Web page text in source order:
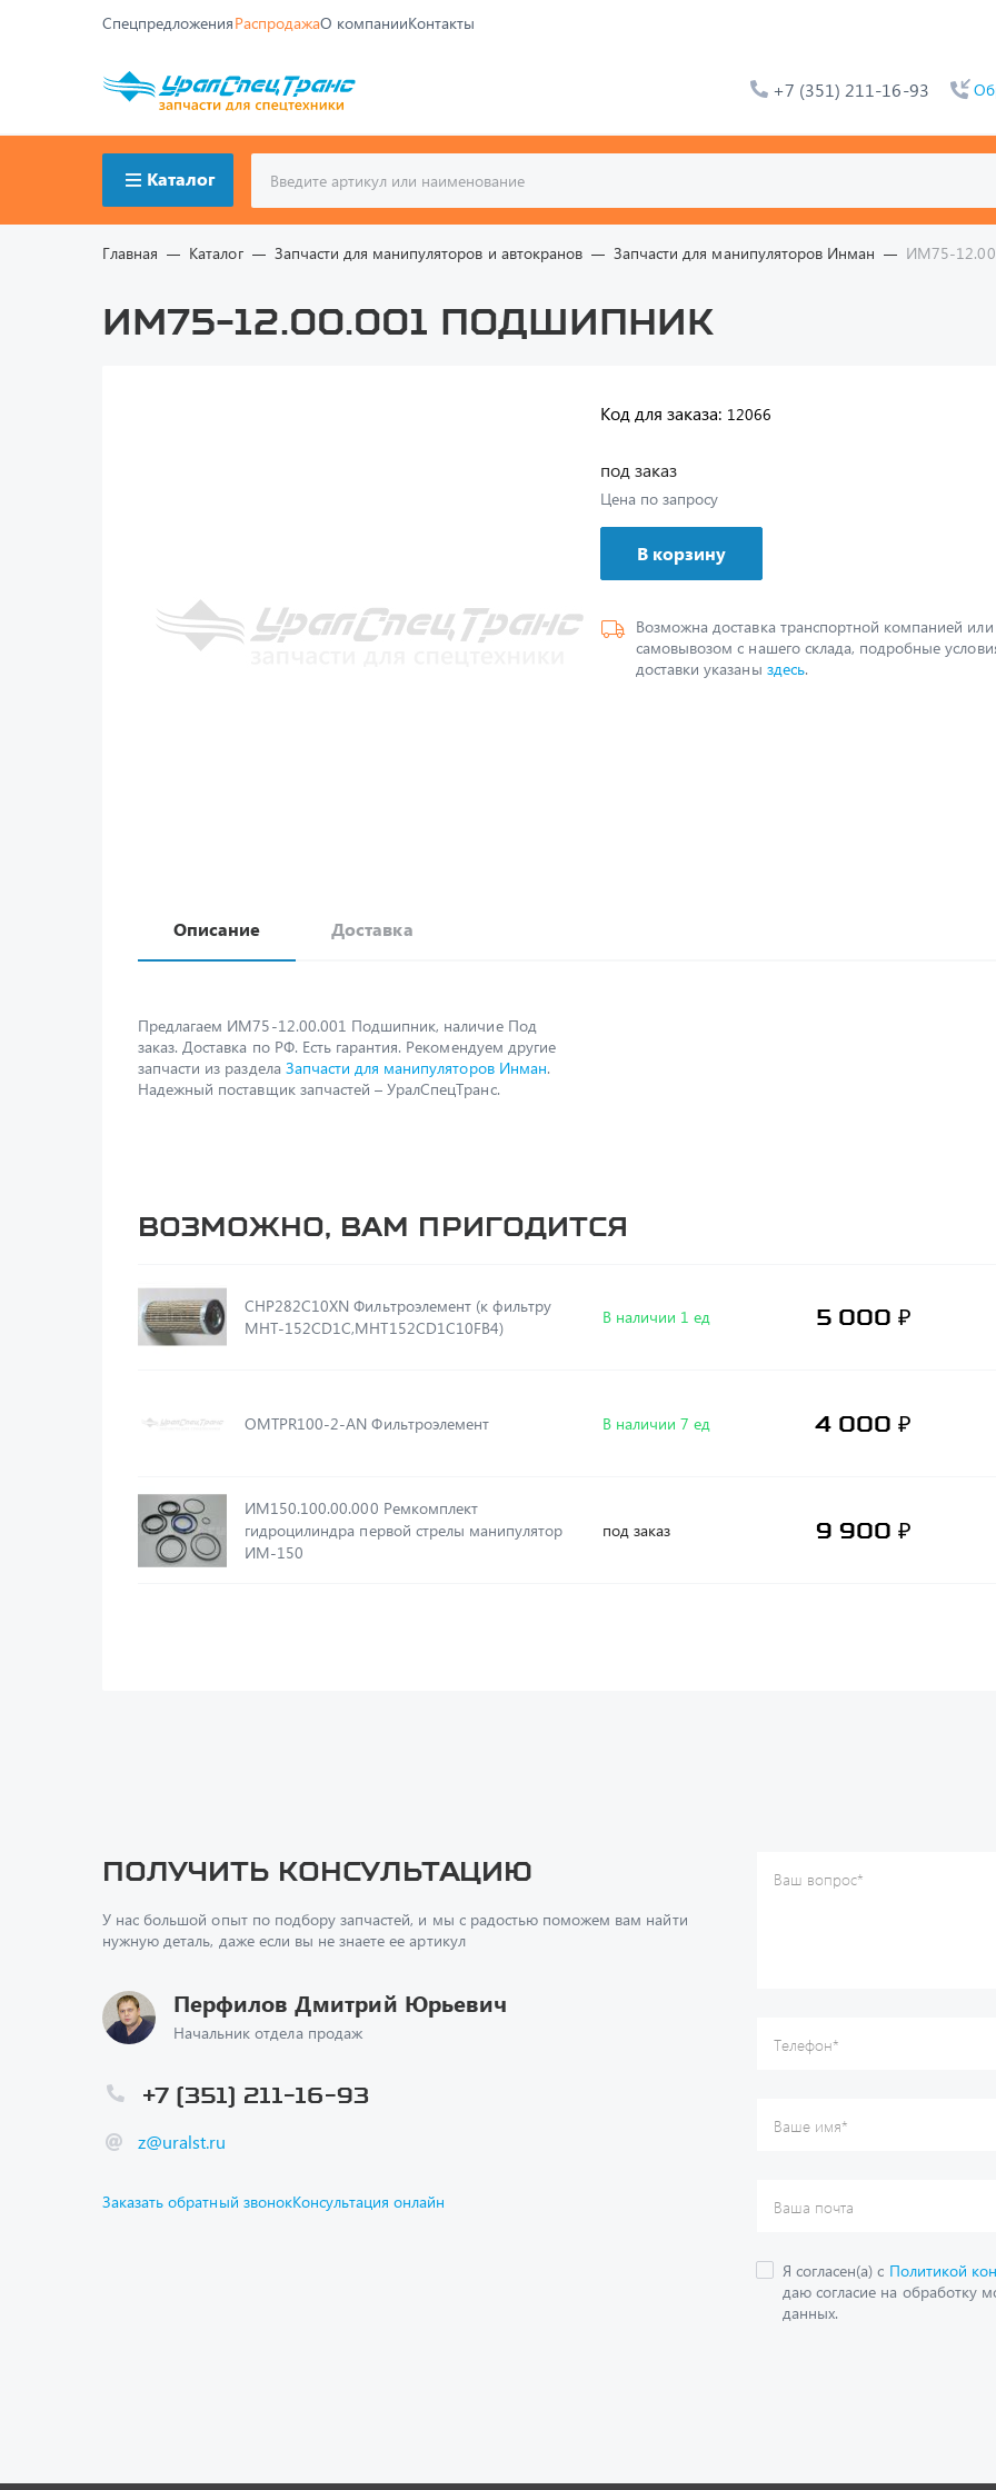
СпецпредложенияРаспродажаО компанииКонтакты
+7 (351) 211-16-93
Каталог
Главная Каталог Запчасти для манипуляторов и автокранов Запчасти для манипуляторов Инман ИМ75-
ИМ75-12.00.001 Подшипник
Код для заказа: 12066
под заказ
Цена по запросу
В корзину
Возможна доставка транспортной компанией или
самовывозом с нашего склада, подробные
доставки указаны здесь.
Описание Доставка
Предлагаем ИМ75-12.00.001 Подшипник, наличие Под
заказ. Доставка по РФ. Есть гарантия. Рекомендуем другие
запчасти из раздела Запчасти для манипуляторов Инман.
Надежный поставщик запчастей – УралСпецТранс.
Возможно, вам пригодится
CHP282C10XN Фильтроэлемент (к фильтру
MHT-152CD1C,MHT152CD1C10FB4)
В наличии 1 ед 5 000 ₽
OMTPR100-2-AN Фильтроэлемент В наличии 7 ед 4 000 ₽
ИМ150.100.00.000 Ремкомплект
гидроцилиндра первой стрелы манипулятор
ИМ-150
под заказ 9 900 ₽
Получить консультацию
У нас большой опыт по подбору запчастей, и мы с радостью поможем вам найти
нужную деталь, даже если вы не знаете ее артикул
Перфилов Дмитрий Юрьевич
Начальник отдела продаж
z@uralst.ru
+7 (351) 211-16-93
Заказать обратный звонокКонсультация онлайн
Ваш вопрос*